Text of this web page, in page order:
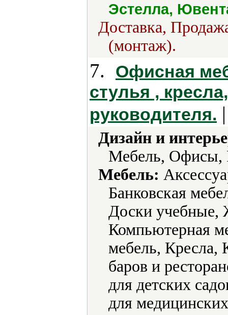
Эстелла,
Доставка,
(монтаж).
7.
Офисная
стулья ,
руководителя.
Дизайн и
Мебель, Офисы,
Мебель:
Банковская
Доски учебные,
Компьютерная
мебель, Кресла,
баров и
для детских
для